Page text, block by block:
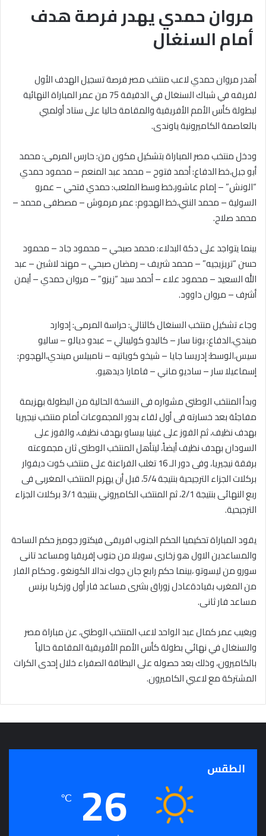
مروان حمدي يهدر فرصة هدف
أمام السنغال
أهدر مروان حمدي لاعب منتخب مصر فرصة تسجيل الهدف الأول
لفريقه في شباك السنغال في الدقيقة 75 من عمر المباراة النهائية
لبطولة كأس الأمم الأفريقية والمقامة حاليا على ستاد أولمبي
بالعاصمة الكاميرونية ياوندى.
ودخل منتخب مصر المباراة بتشكيل مكون من: حارس المرمى: محمد
أبو جبل،خط الدفاع: أحمد فتوح – محمد عبد المنعم – محمود حمدي
“الونش” – إمام عاشور،خط وسط الملعب: حمدي فتحي – عمرو
السولية – محمد النني،خط الهجوم: عمر مرموش – مصطفى محمد –
محمد صلاح.
بينما يتواجد على دكة البدلاء: محمد صبحي – محمود جاد – محمود
حسن “تريزيجيه” – محمد شريف – رمضان صبحي – مهند لاشين – عبد
الله السعيد – محمود علاء – أحمد سيد “زيزو” – مروان حمدي – أيمن
أشرف – مروان داوود.
وجاء تشكيل منتخب السنغال كالتالي: حراسة المرمى: إدوارد
ميندي،الدفاع: بونا سار – كاليدو كوليبالي – عبدو ديالو – ساليو
سيس،الوسط: إدريسا جايا – شيخو كوياتيه – نامبيلس ميندي،الهجوم:
إسماعيلا سار – ساديو ماني – فامارا ديدهيو.
وبدأ المنتخب الوطنى مشواره فى النسخة الحالية من البطولة بهزيمة
مفاجئة بعد خسارته فى أول لقاء بدور المجموعات أمام منتخب نيجيريا
بهدف نظيف، ثم الفوز على غينيا بيساو بهدف نظيف، والفوز على
السودان بهدف نظيف أيضاً، ليتأهل المنتخب الوطنى ثان مجموعته
برفقة نيجيريا، وفى دور الـ 16 تغلب الفراعنة على منتخب كوت ديفوار
بركلات الجزاء الترجيحية بنتيجة 5/4، قبل أن يهزم المنتخب المغربى فى
ربع النهائى بنتيجة 2/1، ثم المنتخب الكاميروني بنتيجة 3/1 بركلات الجزاء
الترجيحية.
يقود المباراة تحكيميا الحكم الجنوب افريقى فيكتور جوميز حكم الساحة
والمساعدين الاول هو زخارى سويلا من جنوب إفريقيا ومساعد تانى
سورو من ليسوتو ،بينما حكم رابع جان جوك ندالا الكونغو ، وحكام الفار
من المغرب بقيادةعادل زوراق بشرى مساعد فار أول وزكريا برنس
مساعد فار ثانى.
ويغيب عمر كمال عبد الواحد لاعب المنتخب الوطني، عن مباراة مصر
والسنغال في نهائي بطولة كأس الأمم الأفريقية المقامة حالياً
بالكاميرون، وذلك بعد حصوله على البطاقة الصفراء خلال إحدى الكرات
المشتركة مع لاعبي الكاميرون.
الطقس 26
℃